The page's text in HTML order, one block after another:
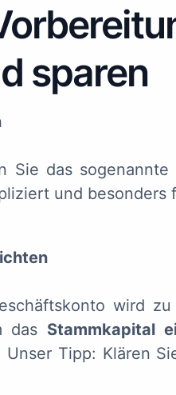
sparen
Sie das sogenannte
und
wird
das Stammkapital
Tipp: Klären